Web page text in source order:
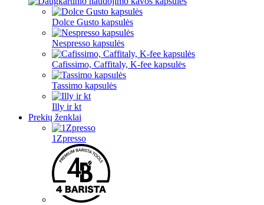
Dolce Gusto kapsulės
Nespresso kapsulės
Cafissimo, Caffitaly, K-fee kapsulės
Tassimo kapsulės
Illy ir kt
Prekių ženklai
1Zpresso